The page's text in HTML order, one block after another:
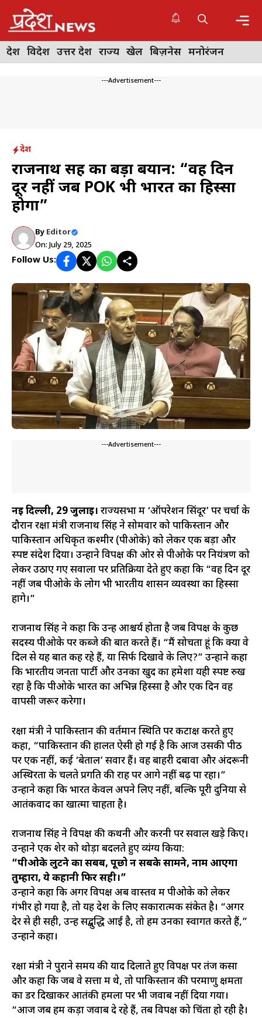
content
देश विदेश उत्तर प्रदेश राज्य खेल बिज़नेस मनोरंजन
---Advertisement---
देश
राजनाथ सिंह का बड़ा बयान: “वह दिन
दूर नहीं जब POK भी भारत का हिस्सा
होगा”
By Editor
On: July 29, 2025
Follow Us:
---Advertisement---
नई दिल्ली, 29 जुलाई। राज्यसभा में ‘ऑपरेशन सिंदूर’ पर चर्चा के
दौरान रक्षा मंत्री राजनाथ सिंह ने सोमवार को पाकिस्तान और
पाकिस्तान अधिकृत कश्मीर (पीओके) को लेकर एक बड़ा और
स्पष्ट संदेश दिया। उन्होंने विपक्ष की ओर से पीओके पर नियंत्रण को
लेकर उठाए गए सवालों पर प्रतिक्रिया देते हुए कहा कि “वह दिन दूर
नहीं जब पीओके के लोग भी भारतीय शासन व्यवस्था का हिस्सा
होंगे।”
राजनाथ सिंह ने कहा कि उन्हें आश्चर्य होता है जब विपक्ष के कुछ
सदस्य पीओके पर कब्जे की बात करते हैं। “मैं सोचता हूं कि क्या वे
दिल से यह बात कह रहे हैं, या सिर्फ दिखावे के लिए?” उन्होंने कहा
कि भारतीय जनता पार्टी और उनका खुद का हमेशा यही स्पष्ट रुख
रहा है कि पीओके भारत का अभिन्न हिस्सा है और एक दिन वह
वापसी जरूर करेगा।
रक्षा मंत्री ने पाकिस्तान की वर्तमान स्थिति पर कटाक्ष करते हुए
कहा, “पाकिस्तान की हालत ऐसी हो गई है कि आज उसकी पीठ
पर एक नहीं, कई ‘बेताल’ सवार हैं। वह बाहरी दबावों और अंदरूनी
अस्थिरता के चलते प्रगति की राह पर आगे नहीं बढ़ पा रहा।”
उन्होंने कहा कि भारत केवल अपने लिए नहीं, बल्कि पूरी दुनिया से
आतंकवाद का खात्मा चाहता है।
राजनाथ सिंह ने विपक्ष की कथनी और करनी पर सवाल खड़े किए।
उन्होंने एक शेर को थोड़ा बदलते हुए व्यंग्य किया:
“पीओके लुटने का सबब, पूछो न सबके सामने, नाम आएगा
तुम्हारा, ये कहानी फिर सही।”
उन्होंने कहा कि अगर विपक्ष अब वास्तव में पीओके को लेकर
गंभीर हो गया है, तो यह देश के लिए सकारात्मक संकेत है। “अगर
देर से ही सही, उन्हें सद्बुद्धि आई है, तो हम उनका स्वागत करते हैं,”
उन्होंने कहा।
रक्षा मंत्री ने पुराने समय की याद दिलाते हुए विपक्ष पर तंज कसा
और कहा कि जब वे सत्ता में थे, तो पाकिस्तान की परमाणु क्षमता
का डर दिखाकर आतंकी हमलों पर भी जवाब नहीं दिया गया।
“आज जब हम कड़ा जवाब दे रहे हैं, तब विपक्ष को चिंता हो रही है।